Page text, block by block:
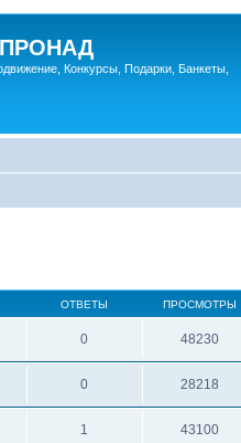
ПРОНАД
Конкурсы, Подарки, Банкеты,
ОТВЕТЫ ПРОСМОТРЫ
0 48230
0 28218
1 43100